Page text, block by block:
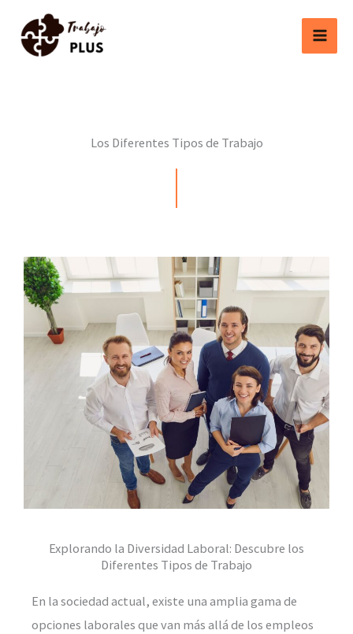
contenido
Los Diferentes Tipos de Trabajo
Explorando la Diversidad Laboral: Descubre los
Diferentes Tipos de Trabajo
En la sociedad actual, existe una amplia gama de
opciones laborales que van más allá de los empleos